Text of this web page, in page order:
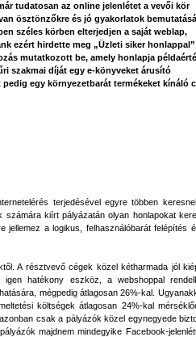
tudatosan az online jelenlétet a vevői kör
ösztönzőkre és jó gyakorlatok
széles körben elterjedjen a saját weblap,
ezért hirdette meg „Üzleti siker honlappal”
mutatkozott be, amely honlapja
szakmai díját egy e-könyveket árusító
egy környezetbarát termékeket kínáló
terjedésével egyre többen
kiírt pályázatán olyan honlapokat
jellemez a logikus, felhasználóbarát felépítés
A résztvevő cégek közel kétharmada jól
hatékony eszköz, a webshoppal
mégpedig átlagosan 26%-kal.
költségek átlagosan 24%-kal
csak a pályázók közel egynegyede
majdnem mindegyike Facebook-